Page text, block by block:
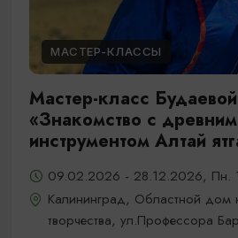
МАСТЕР-КЛАССЫ
Мастер-класс
«Знакомство с
инструментом Алтай
09.02.2026 - 28.12.2026, Пн.
Калининград, Областной дом
творчества, ул.Профессора